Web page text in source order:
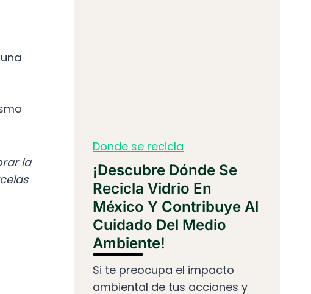
la
Donde se recicla
¡Descubre Dónde Se
Recicla Vidrio En
México Y Contribuye Al
Cuidado Del Medio
Ambiente!
Si te preocupa el impacto
ambiental de tus acciones y